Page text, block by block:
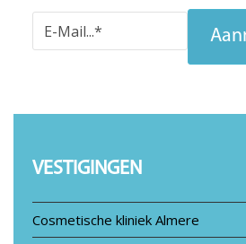
VESTIGINGEN
Cosmetische kliniek Almere